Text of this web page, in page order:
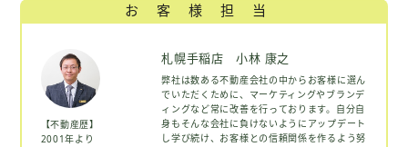
お客様担当
【不動産歴】
2001年より
札幌手稲店 小林 康之
弊社は数ある不動産会社の中からお客様に選ん
でいただくために、マーケティングやブランデ
ィングなど常に改善を行っております。自分自
身もそんな会社に負けないようにアップデート
し学び続け、お客様との信頼関係を作るよう努